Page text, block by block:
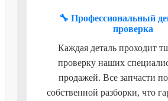
🔧 Профессиональный
проверка
Каждая деталь проходит
проверку наших
продажей. Все запчасти
собственной разборки, что